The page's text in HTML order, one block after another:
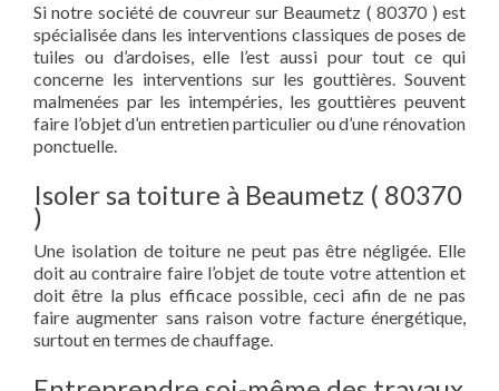
Si notre société de couvreur sur Beaumetz ( 80370 ) est
spécialisée dans les interventions classiques de poses de
tuiles ou d’ardoises, elle l’est aussi pour tout ce qui
concerne les interventions sur les gouttières. Souvent
malmenées par les intempéries, les gouttières peuvent
faire l’objet d’un entretien particulier ou d’une rénovation
ponctuelle.
Isoler sa toiture à Beaumetz ( 80370
)
Une isolation de toiture ne peut pas être négligée. Elle
doit au contraire faire l’objet de toute votre attention et
doit être la plus efficace possible, ceci afin de ne pas
faire augmenter sans raison votre facture énergétique,
surtout en termes de chauffage.